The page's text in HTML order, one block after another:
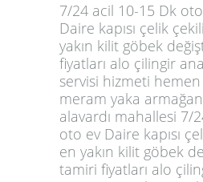
7/24 acil 10-15 Dk
Daire kapısı çelik
yakın kilit göbek
fiyatları alo çilingir
servisi hizmeti
meram yaka
alavardı mahallesi 7/
oto ev Daire kapısı
en yakın kilit göbek
tamiri fiyatları alo